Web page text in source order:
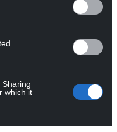
which it